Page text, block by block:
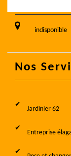
indisponible
Nos
Jardinier 62
Entreprise